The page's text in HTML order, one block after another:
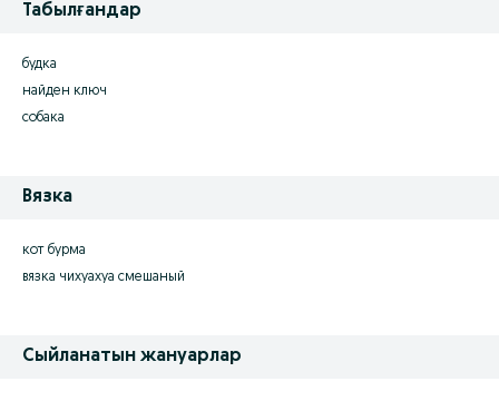
Табылғандар
будка
найден ключ
собака
Вязка
кот бурма
вязка чихуахуа смешаный
Сыйланатын жануарлар